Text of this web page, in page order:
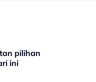
pilihan
ini